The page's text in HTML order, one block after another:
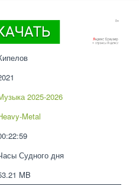
2025-2026
Metal
Судного дня
MB